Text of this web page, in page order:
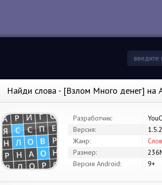
Найди слова - [Взлом Много денег] на
Разработчик:
Версия:
1.5.2
Жанр:
Размер:
Версия Android:
9+